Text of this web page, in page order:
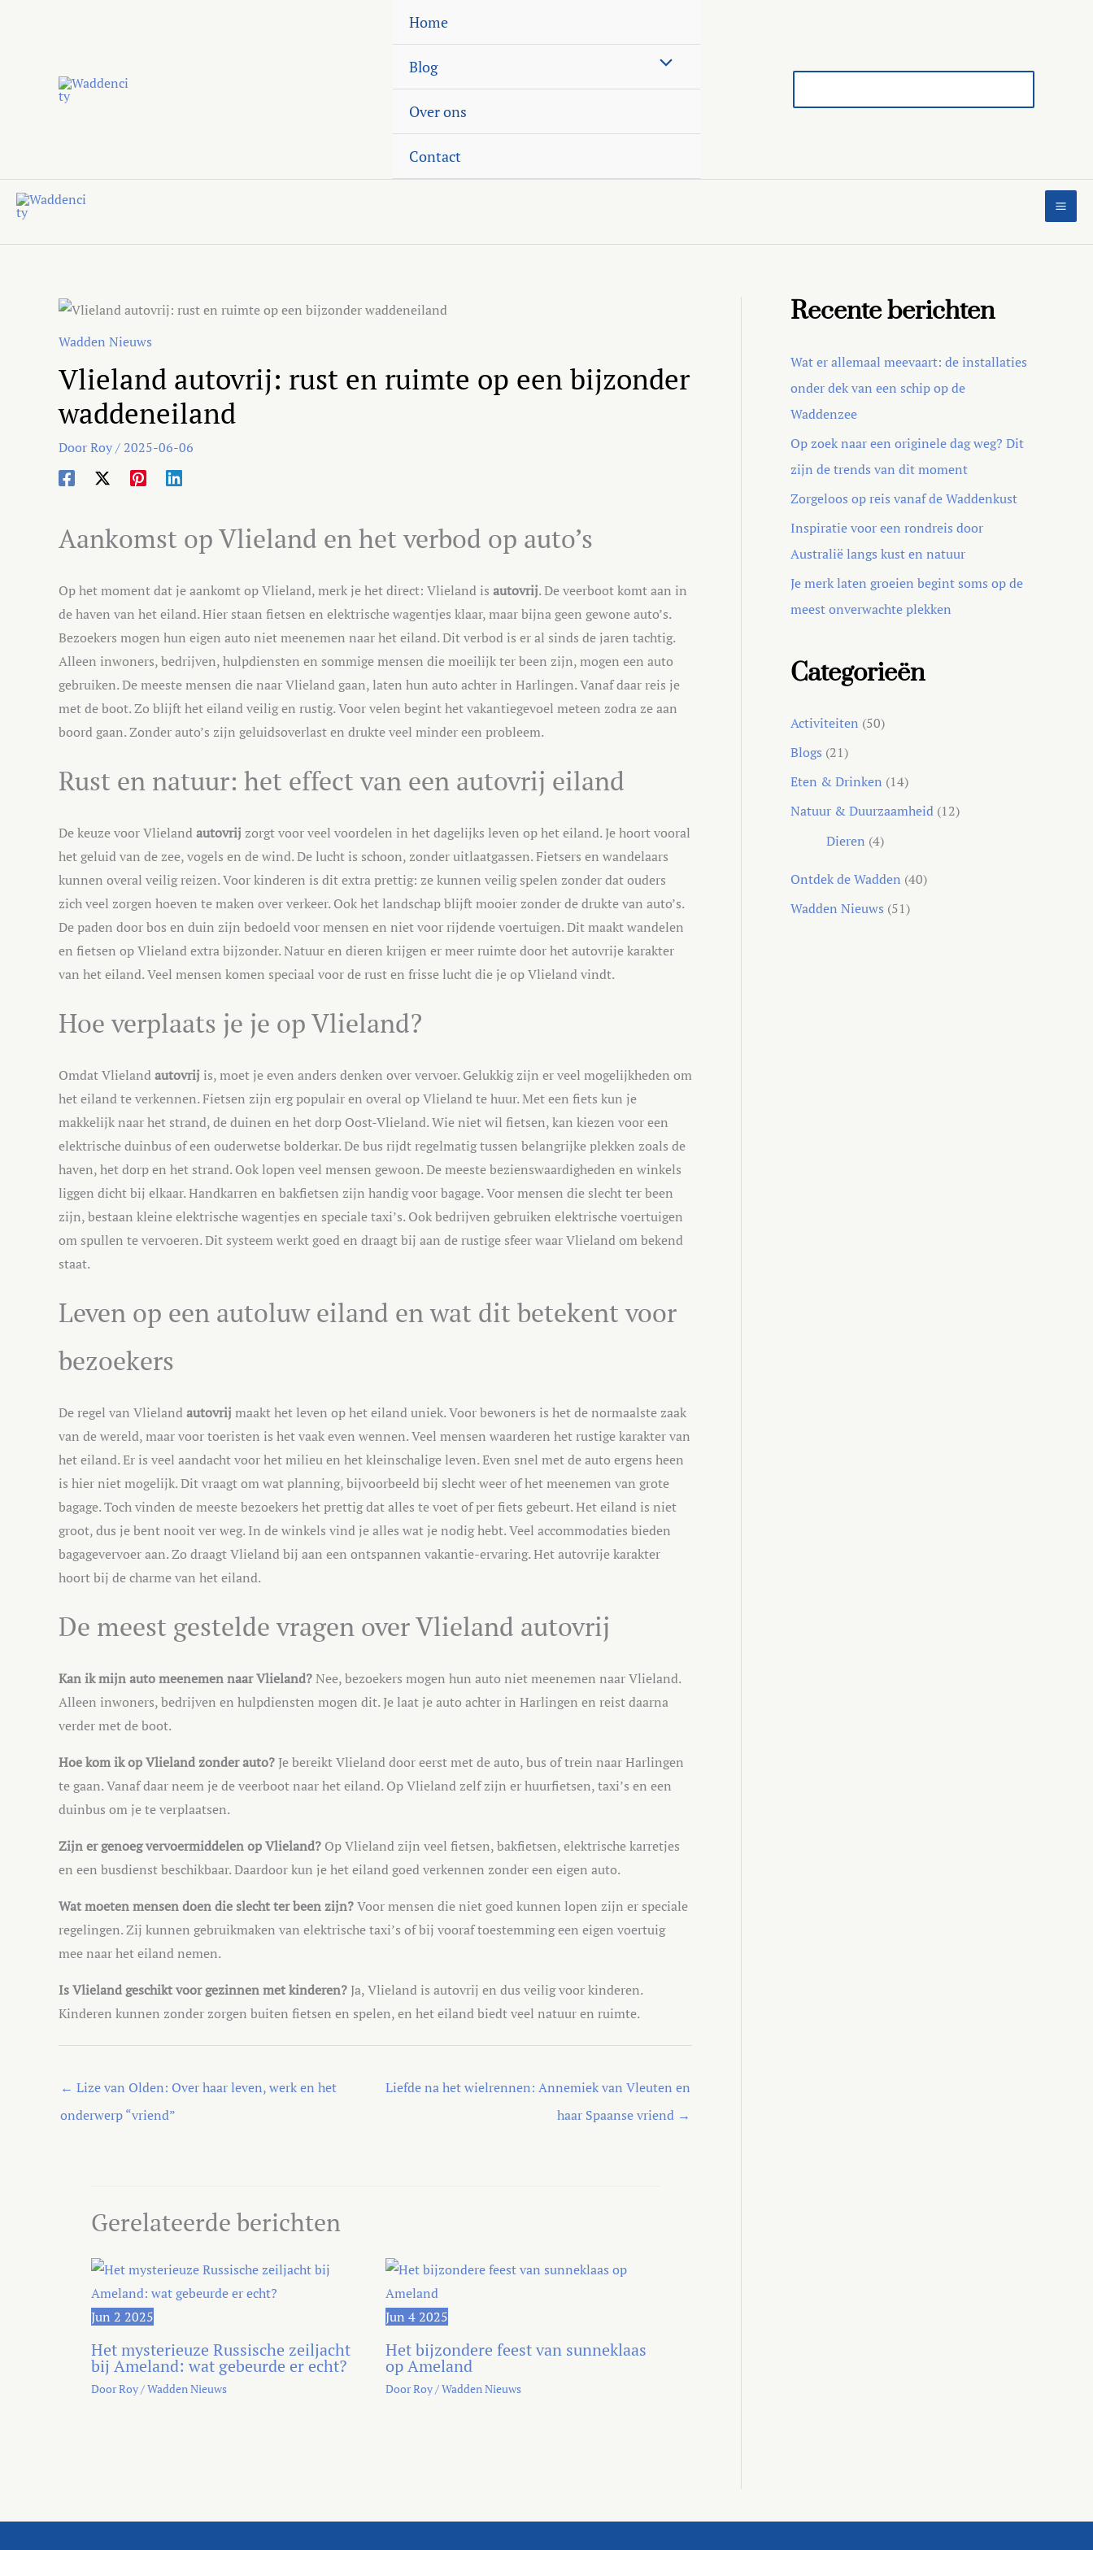
Home
Blog
Over ons
Contact
Wadden Nieuws
Vlieland autovrij: rust en ruimte op een bijzonder
waddeneiland
DoorRoy/ 2025-06-06
Aankomst op Vlieland en het verbod op auto’s
Op het moment dat je aankomt op Vlieland, merk je het direct: Vlieland is autovrij. De veerboot komt aan in
de haven van het eiland. Hier staan fietsen en elektrische wagentjes klaar, maar bijna geen gewone auto’s.
Bezoekers mogen hun eigen auto niet meenemen naar het eiland. Dit verbod is er al sinds de jaren tachtig.
Alleen inwoners, bedrijven, hulpdiensten en sommige mensen die moeilijk ter been zijn, mogen een auto
gebruiken. De meeste mensen die naar Vlieland gaan, laten hun auto achter in Harlingen. Vanaf daar reis je
met de boot. Zo blijft het eiland veilig en rustig. Voor velen begint het vakantiegevoel meteen zodra ze aan
boord gaan. Zonder auto’s zijn geluidsoverlast en drukte veel minder een probleem.
Rust en natuur: het effect van een autovrij eiland
De keuze voor Vlielandautovrij zorgt voor veel voordelen in het dagelijks leven op het eiland. Je hoort vooral
het geluid van de zee, vogels en de wind. De lucht is schoon, zonder uitlaatgassen. Fietsers en wandelaars
kunnen overal veilig reizen. Voor kinderen is dit extra prettig: ze kunnen veilig spelen zonder dat ouders
zich veel zorgen hoeven te maken over verkeer. Ook het landschap blijft mooier zonder de drukte van auto’s.
De paden door bos en duin zijn bedoeld voor mensen en niet voor rijdende voertuigen. Dit maakt wandelen
en fietsen op Vlieland extra bijzonder. Natuur en dieren krijgen er meer ruimte door het autovrije karakter
van het eiland. Veel mensen komen speciaal voor de rust en frisse lucht die je op Vlieland vindt.
Hoe verplaats je je op Vlieland?
Omdat Vlielandautovrij is, moet je even anders denken over vervoer. Gelukkig zijn er veel mogelijkheden om
het eiland te verkennen. Fietsen zijn erg populair en overal op Vlieland te huur. Met een fiets kun je
makkelijk naar het strand, de duinen en het dorp Oost-Vlieland. Wie niet wil fietsen, kan kiezen voor een
elektrische duinbus of een ouderwetse bolderkar. De bus rijdt regelmatig tussen belangrijke plekken zoals de
haven, het dorp en het strand. Ook lopen veel mensen gewoon. De meeste bezienswaardigheden en winkels
liggen dicht bij elkaar. Handkarren en bakfietsen zijn handig voor bagage. Voor mensen die slecht ter been
zijn, bestaan kleine elektrische wagentjes en speciale taxi’s. Ook bedrijven gebruiken elektrische voertuigen
om spullen te vervoeren. Dit systeem werkt goed en draagt bij aan de rustige sfeer waar Vlieland om bekend
staat.
Leven op een autoluw eiland en wat dit betekent voor
bezoekers
De regel van Vlielandautovrij maakt het leven op het eiland uniek. Voor bewoners is het de normaalste zaak
van de wereld, maar voor toeristen is het vaak even wennen. Veel mensen waarderen het rustige karakter van
het eiland. Er is veel aandacht voor het milieu en het kleinschalige leven. Even snel met de auto ergens heen
is hier niet mogelijk. Dit vraagt om wat planning, bijvoorbeeld bij slecht weer of het meenemen van grote
bagage. Toch vinden de meeste bezoekers het prettig dat alles te voet of per fiets gebeurt. Het eiland is niet
groot, dus je bent nooit ver weg. In de winkels vind je alles wat je nodig hebt. Veel accommodaties bieden
bagagevervoer aan. Zo draagt Vlieland bij aan een ontspannen vakantie-ervaring. Het autovrije karakter
hoort bij de charme van het eiland.
De meest gestelde vragen over Vlieland autovrij
Kan ik mijn auto meenemen naar Vlieland?Nee, bezoekers mogen hun auto niet meenemen naar Vlieland.
Alleen inwoners, bedrijven en hulpdiensten mogen dit. Je laat je auto achter in Harlingen en reist daarna
verder met de boot.
Hoe kom ik op Vlieland zonder auto?Je bereikt Vlieland door eerst met de auto, bus of trein naar Harlingen
te gaan. Vanaf daar neem je de veerboot naar het eiland. Op Vlieland zelf zijn er huurfietsen, taxi’s en een
duinbus om je te verplaatsen.
Zijn er genoeg vervoermiddelen op Vlieland? Op Vlieland zijn veel fietsen, bakfietsen, elektrische karretjes
en een busdienst beschikbaar. Daardoor kun je het eiland goed verkennen zonder een eigen auto.
Wat moeten mensen doen die slecht ter been zijn?Voor mensen die niet goed kunnen lopen zijn er speciale
regelingen. Zij kunnen gebruikmaken van elektrische taxi’s of bij vooraf toestemming een eigen voertuig
mee naar het eiland nemen.
Is Vlieland geschikt voor gezinnen met kinderen?Ja, Vlieland is autovrij en dus veilig voor kinderen.
Kinderen kunnen zonder zorgen buiten fietsen en spelen, en het eiland biedt veel natuur en ruimte.
← Lize van Olden: Over haar leven, werk en het
onderwerp “vriend”
Liefde na het wielrennen: Annemiek van Vleuten en
haar Spaanse vriend →
Gerelateerde berichten
Jun 2 2025
Het mysterieuze Russische zeiljacht
bij Ameland: wat gebeurde er echt?
DoorRoy /Wadden Nieuws
Jun 4 2025
Het bijzondere feest van sunneklaas
op Ameland
DoorRoy /Wadden Nieuws
Recente berichten
Wat er allemaal meevaart: de installaties
onder dek van een schip op de
Waddenzee
Op zoek naar een originele dag weg? Dit
zijn de trends van dit moment
Zorgeloos op reis vanaf de Waddenkust
Inspiratie voor een rondreis door
Australië langs kust en natuur
Je merk laten groeien begint soms op de
meest onverwachte plekken
Categorieën
Activiteiten (50)
Blogs (21)
Eten & Drinken (14)
Natuur & Duurzaamheid (12)
Dieren (4)
Ontdek de Wadden (40)
Wadden Nieuws (51)